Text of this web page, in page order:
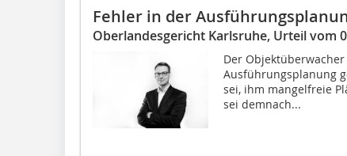
Fehler in der
Oberlandesgericht Karlsruhe, Urteil vom
Der
Ausführungsplanung
sei, ihm mangelfreie
sei demnach...